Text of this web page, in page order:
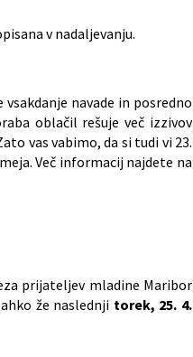
v nadaljevanju.
navade in posredno
oblačil rešuje več izzivov
vas vabimo, da si tudi vi 23.
Več informacij najdete na
prijateljev mladine Maribor
že naslednji torek, 25. 4.